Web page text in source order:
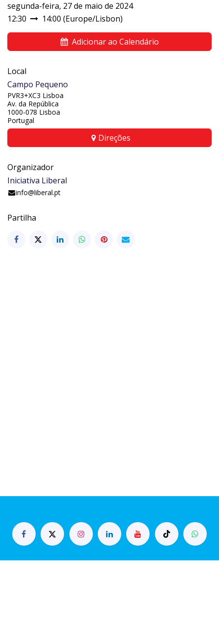
segunda-feira, 27 de maio de 2024
12:30
14:00 (Europe/Lisbon)
Adicionar ao Calendário
Local
Campo Pequeno
PVR3+XC3 Lisboa
Av. da República
1000-078 Lisboa
Portugal
Direções
Organizador
Iniciativa Liberal
info@liberal.pt
Partilha